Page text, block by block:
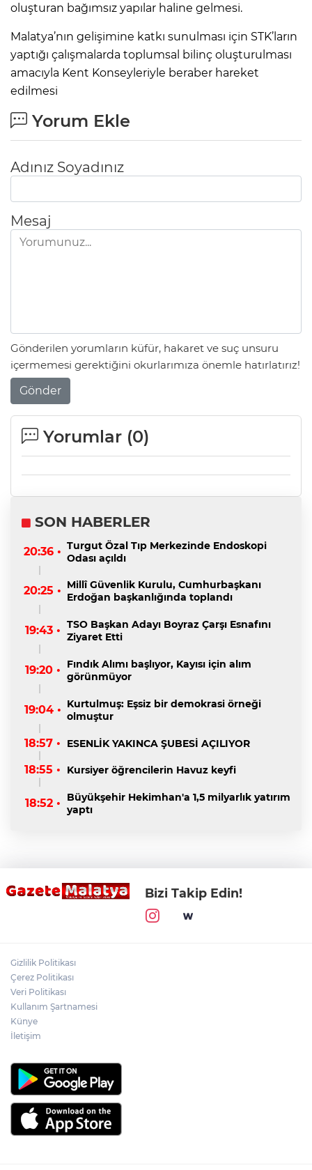
oluşturan bağımsız yapılar haline gelmesi.
Malatya’nın gelişimine katkı sunulması için STK’ların
yaptığı çalışmalarda toplumsal bilinç oluşturulması
amacıyla Kent Konseyleriyle beraber hareket
edilmesi
Yorum Ekle
Adınız Soyadınız
Mesaj
Gönderilen yorumların küfür, hakaret ve suç unsuru
içermemesi gerektiğini okurlarımıza önemle hatırlatırız!
Gönder
Yorumlar (0)
SON HABERLER
20:36 • Turgut Özal Tıp Merkezinde Endoskopi
Odası açıldı
20:25 • Millî Güvenlik Kurulu, Cumhurbaşkanı
Erdoğan başkanlığında toplandı
19:43 • TSO Başkan Adayı Boyraz Çarşı Esnafını
Ziyaret Etti
19:20 •
Fındık Alımı başlıyor, Kayısı için alım
görünmüyor
19:04 • Kurtulmuş: Eşsiz bir demokrasi örneği
olmuştur
18:57 • ESENLİK YAKINCA ŞUBESİ AÇILIYOR
18:55 • Kursiyer öğrencilerin Havuz keyfi
18:52 •
Büyükşehir Hekimhan'a 1,5 milyarlık yatırım
yaptı
Bizi Takip Edin!
Gizlilik Politikası
Çerez Politikası
Veri Politikası
Kullanım Şartnamesi
Künye
İletişim